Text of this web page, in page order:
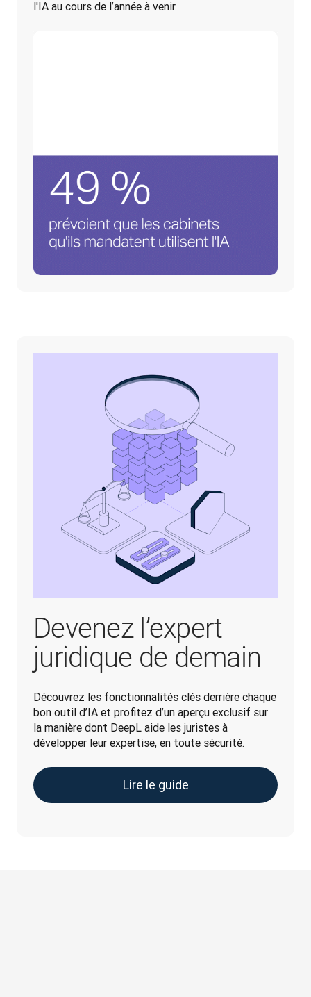
l'IA au cours de l’année à venir.
Devenez l’expert
juridique de demain
Découvrez les fonctionnalités clés derrière chaque
bon outil d’IA et profitez d’un aperçu exclusif sur
la manière dont DeepL aide les juristes à
développer leur expertise, en toute sécurité.
Lire le guide